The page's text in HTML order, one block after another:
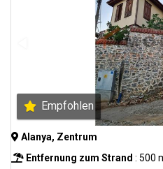
Empfohlen
Alanya, Zentrum
Entfernung zum Strand : 500